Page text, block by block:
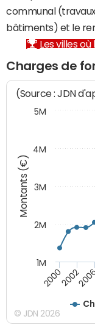
communal
bâtiments) et le
Les villes
Charges de
Montants (€)
(Source : JDN
20002002
1M
2M
3M
4M
5M
© JDN 2026